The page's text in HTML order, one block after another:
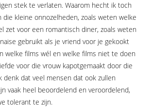
stek te verlaten. Waarom hecht ik toch
die kleine onnozelheden, zoals weten welke
zet voor een romantisch diner, zoals weten
gebruikt als je vriend voor je gekookt
welke films wél en welke films niet te doen
voor die vrouw kapotgemaakt door die
denk dat veel mensen dat ook zullen
vaak heel beoordelend en veroordelend,
tolerant te zijn.